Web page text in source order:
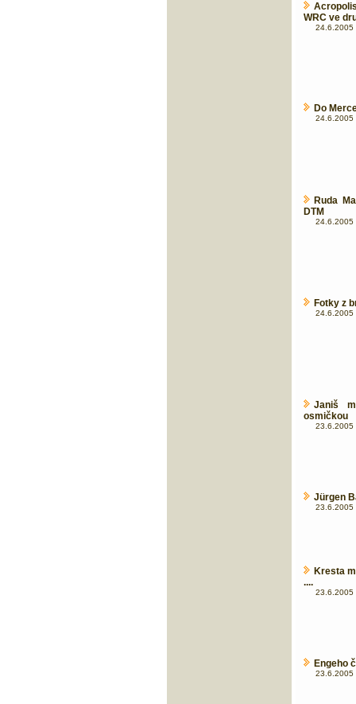
WRC ve
24.6.2005
Do
24.6.2005
Ruda
DTM
24.6.2005
Fotky z
24.6.2005
Janiš
osmičkou
23.6.2005
Jürgen
23.6.2005
Kresta
....
23.6.2005
Engeho
23.6.2005